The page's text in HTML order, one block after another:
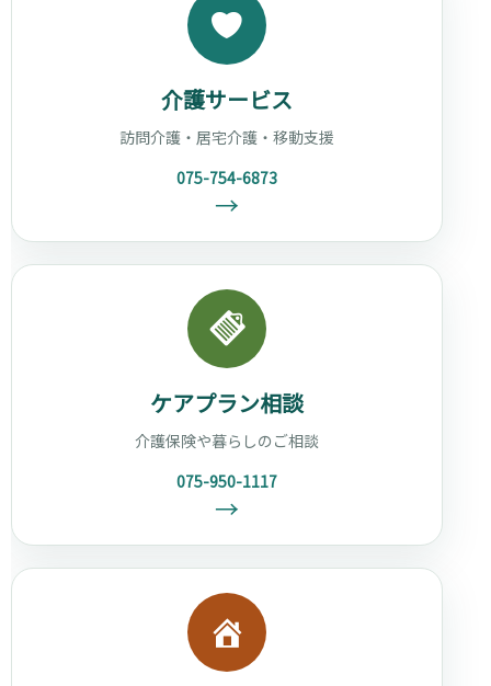
介護サービス
訪問介護・居宅介護・移動支援
075-754-6873
→
ケアプラン相談
介護保険や暮らしのご相談
075-950-1117
→